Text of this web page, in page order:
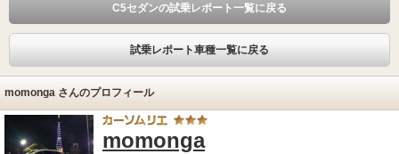
C5セダンの試乗レポート一覧に戻る
試乗レポート車種一覧に戻る
momonga さんのプロフィール
momonga